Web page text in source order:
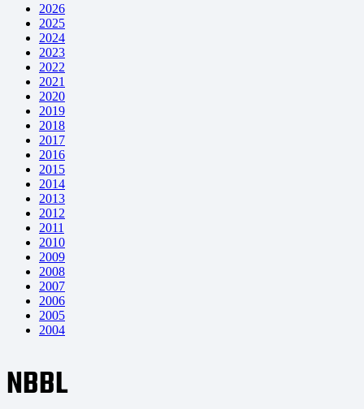
2026
2025
2024
2023
2022
2021
2020
2019
2018
2017
2016
2015
2014
2013
2012
2011
2010
2009
2008
2007
2006
2005
2004
NBBL